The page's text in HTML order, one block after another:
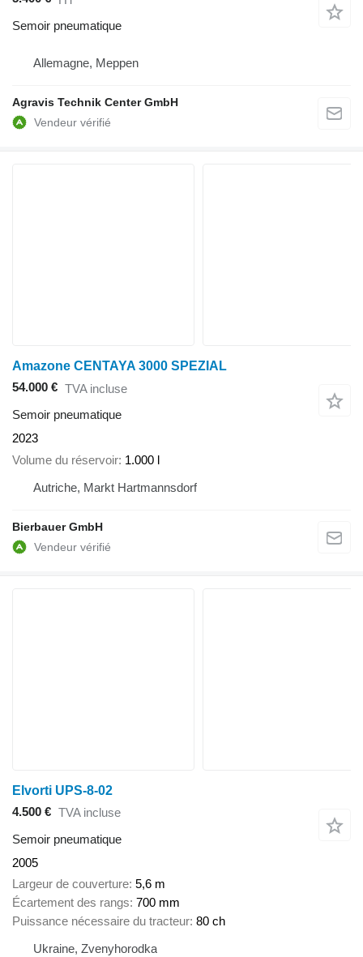
Semoir pneumatique
Allemagne, Meppen
Agravis Technik Center GmbH
Amazone CENTAYA 3000 SPEZIAL
54.000 € TVA incluse
Semoir pneumatique
2023
Volume du réservoir 1.000 l
Autriche, Markt Hartmannsdorf
Bierbauer GmbH
Elvorti UPS-8-02
4.500 € TVA incluse
Semoir pneumatique
2005
Largeur de couverture 5,6 m
Écartement des rangs 700 mm
Puissance nécessaire du tracteur 80 ch
Ukraine, Zvenyhorodka